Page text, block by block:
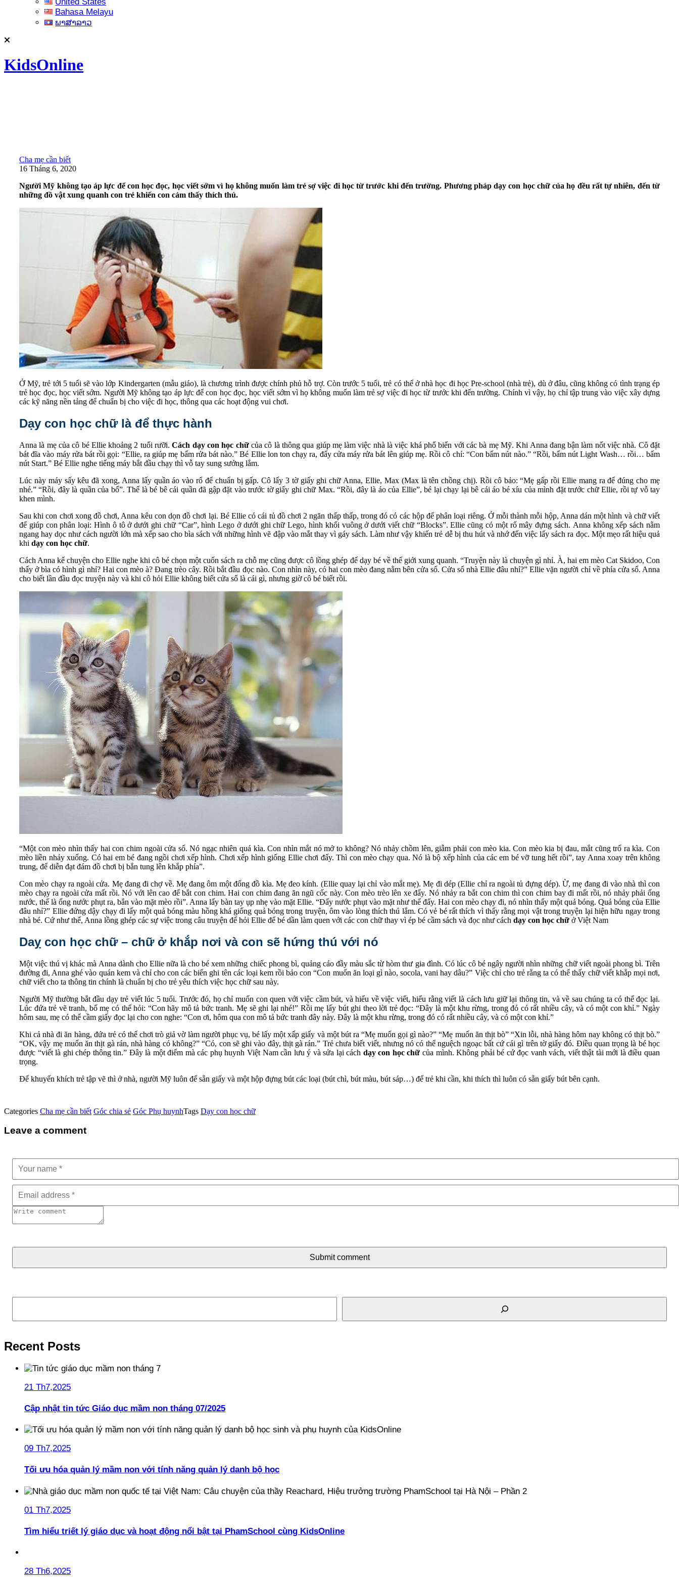
Bahasa Melayu
ພາສາລາວ
KidsOnline
Cha mẹ cần biết
16 Tháng 6, 2020
Người Mỹ không tạo áp lực để con học đọc, học viết sớm vì họ không muốn làm trẻ sợ việc đi học từ trước khi đến trường. Phương pháp dạy con học chữ của họ đều rất tự nhiên, đến từ
những đồ vật xung quanh con trẻ khiến con cảm thấy thích thú.
Ở Mỹ, trẻ tới 5 tuổi sẽ vào lớp Kindergarten (mẫu giáo), là chương trình được chính phủ hỗ trợ. Còn trước 5 tuổi, trẻ có thể ở nhà học đi học Pre-school (nhà trẻ), dù ở đâu, cũng không có tình trạng ép
trẻ học đọc, học viết sớm. Người Mỹ không tạo áp lực để con học đọc, học viết sớm vì họ không muốn làm trẻ sợ việc đi học từ trước khi đến trường. Chính vì vậy, họ chỉ tập trung vào việc xây dựng
các kỹ năng nền tảng để chuẩn bị cho việc đi học, thông qua các hoạt động vui chơi.
Dạy con học chữ là để thực hành
Anna là mẹ của cô bé Ellie khoảng 2 tuổi rưỡi.Cách dạy con học chữcủa cô là thông qua giúp mẹ làm việc nhà là việc khá phổ biến với các bà mẹ Mỹ. Khi Anna đang bận làm nốt việc nhà. Cô đặt
bát đĩa vào máy rửa bát rồi gọi: “Ellie, ra giúp mẹ bấm rửa bát nào.” Bé Ellie lon ton chạy ra, đẩy cửa máy rửa bát lên giúp mẹ. Rồi cô chỉ: “Con bấm nút nào.” “Rồi, bấm nút Light Wash… rồi… bấm
nút Start.” Bé Ellie nghe tiếng máy bắt đầu chạy thì vỗ tay sung sướng lắm.
Lúc này máy sấy kêu đã xong, Anna lấy quần áo vào rổ để chuẩn bị gấp. Cô lấy 3 tờ giấy ghi chữ Anna, Ellie, Max (Max là tên chồng chị). Rồi cô bảo: “Mẹ gấp rồi Ellie mang ra để đúng cho mẹ
nhé.” “Rồi, đây là quần của bố”. Thế là bé bê cái quần đã gập đặt vào trước tờ giấy ghi chữ Max. “Rồi, đây là áo của Ellie”, bé lại chạy lại bê cái áo bé xíu của mình đặt trước chữ Ellie, rồi tự vỗ tay
khen mình.
Sau khi con chơi xong đồ chơi, Anna kêu con dọn đồ chơi lại. Bé Ellie có cái tủ đồ chơi 2 ngăn thấp thấp, trong đó có các hộp để phân loại riêng. Ở mỗi thành mỗi hộp, Anna dán một hình và chữ viết
để giúp con phân loại: Hình ô tô ở dưới ghi chữ “Car”, hình Lego ở dưới ghi chữ Lego, hình khối vuông ở dưới viết chữ “Blocks”. Ellie cũng có một rổ mây đựng sách. Anna không xếp sách nằm
ngang hay dọc như cách người lớn mà xếp sao cho bìa sách với những hình vẽ đập vào mắt thay vì gáy sách. Làm như vậy khiến trẻ dễ bị thu hút và nhớ đến việc lấy sách ra đọc. Một mẹo rất hiệu quả
khi dạy con học chữ.
Cách Anna kể chuyện cho Ellie nghe khi cô bé chọn một cuốn sách ra chỗ mẹ cũng được cô lồng ghép để dạy bé về thế giới xung quanh. “Truyện này là chuyện gì nhỉ. À, hai em mèo Cat Skidoo, Con
thấy ở bìa có hình gì nhỉ? Hai con mèo à? Đang trèo cây. Rồi bắt đầu đọc nào. Con nhìn này, có hai con mèo đang nằm bên cửa sổ. Cửa sổ nhà Ellie đâu nhỉ?” Ellie vặn người chỉ về phía cửa sổ. Anna
cho biết lần đầu đọc truyện này và khi cô hỏi Ellie không biết cửa sổ là cái gì, nhưng giờ cô bé biết rồi.
“Một con mèo nhìn thấy hai con chim ngoài cửa sổ. Nó ngạc nhiên quá kìa. Con nhìn mắt nó mở to không? Nó nhảy chồm lên, giẫm phải con mèo kia. Con mèo kia bị đau, mắt cũng trố ra kìa. Con
mèo liền nhảy xuống. Có hai em bé đang ngồi chơi xếp hình. Chơi xếp hình giống Ellie chơi đấy. Thì con mèo chạy qua. Nó là bộ xếp hình của các em bé vỡ tung hết rồi”, tay Anna xoay trên không
trung, để diễn đạt đám đồ chơi bị bắn tung lên khắp phía”.
Con mèo chạy ra ngoài cửa. Mẹ đang đi chợ về. Mẹ đang ôm một đống đồ kìa. Mẹ đeo kính. (Ellie quay lại chỉ vào mắt mẹ). Mẹ đi dép (Ellie chỉ ra ngoài tủ đựng dép). Ừ, mẹ đang đi vào nhà thì con
mèo chạy ra ngoài cửa mất rồi. Nó với lên cao để bắt con chim. Hai con chim đang ăn ngũ cốc này. Con mèo trèo lên xe đẩy. Nó nhảy ra bắt con chim thì con chim bay đi mất rồi, nó nhảy phải ống
nước, thế là ống nước phụt ra, bắn vào mặt mèo rồi”. Anna lấy bàn tay ụp nhẹ vào mặt Ellie. “Đấy nước phụt vào mặt như thế đấy. Hai con mèo chạy đi, nó nhìn thấy một quả bóng. Quả bóng của Ellie
đâu nhỉ?” Ellie đứng dậy chạy đi lấy một quả bóng màu hồng khá giống quả bóng trong truyện, ôm vào lòng thích thú lắm. Có vẻ bé rất thích vì thấy rằng mọi vật trong truyện lại hiện hữu ngay trong
nhà bé. Cứ như thế, Anna lồng ghép các sự việc trong câu truyện để hỏi Ellie để bé dần làm quen với các con chữ thay vì ép bé cầm sách và đọc như cách dạy con học chữ ở Việt Nam
Daỵ con học chữ – chữ ở khắp nơi và con sẽ hứng thú với nó
Một việc thú vị khác mà Anna dành cho Ellie nữa là cho bé xem những chiếc phong bì, quảng cáo đầy màu sắc từ hòm thư gia đình. Có lúc cô bé ngây người nhìn những chữ viết ngoài phong bì. Trên
đường đi, Anna ghé vào quán kem và chỉ cho con các biển ghi tên các loại kem rồi bảo con “Con muốn ăn loại gì nào, socola, vani hay dâu?” Việc chỉ cho trẻ rằng ta có thể thấy chữ viết khắp mọi nơi,
chữ viết cho ta thông tin chính là chuẩn bị cho trẻ yêu thích việc học chữ sau này.
Người Mỹ thường bắt đầu dạy trẻ viết lúc 5 tuổi. Trước đó, họ chỉ muốn con quen với việc cầm bút, và hiểu về việc viết, hiểu rằng viết là cách lưu giữ lại thông tin, và về sau chúng ta có thể đọc lại.
Lúc đứa trẻ vẽ tranh, bố mẹ có thể hỏi: “Con hãy mô tả bức tranh. Mẹ sẽ ghi lại nhé!” Rồi mẹ lấy bút ghi theo lời trẻ đọc: “Đây là một khu rừng, trong đó có rất nhiều cây, và có một con khỉ.” Ngày
hôm sau, mẹ có thể cầm giấy đọc lại cho con nghe: “Con ơi, hôm qua con mô tả bức tranh đây này. Đây là một khu rừng, trong đó có rất nhiều cây, và có một con khỉ.”
Khi cả nhà đi ăn hàng, đứa trẻ có thể chơi trò giả vờ làm người phục vụ, bé lấy một xấp giấy và một bút ra “Mẹ muốn gọi gì nào?” “Mẹ muốn ăn thịt bò” “Xin lỗi, nhà hàng hôm nay không có thịt bò.”
“OK, vậy mẹ muốn ăn thịt gà rán, nhà hàng có không?” “Có, con sẽ ghi vào đây, thịt gà rán.” Trẻ chưa biết viết, nhưng nó có thể nguệch ngoạc bất cứ cái gì trên tờ giấy đó. Điều quan trọng là bé học
được “viết là ghi chép thông tin.” Đây là một điểm mà các phụ huynh Việt Nam cần lưu ý và sửa lại cách dạy con học chữ của mình. Không phải bé cứ đọc vanh vách, viết thật tài mới là điều quan
trọng.
Để khuyến khích trẻ tập vẽ thì ở nhà, người Mỹ luôn để sẵn giấy và một hộp đựng bút các loại (bút chì, bút màu, bút sáp…) để trẻ khi cần, khi thích thì luôn có sẵn giấy bút bên cạnh.
Categories Cha mẹ cần biết Góc chia sẻ Góc Phụ huynhTags Dạy con học chữ
Leave a comment
Submit comment
Tìm kiếm
Recent Posts
21 Th7,2025
Cập nhật tin tức Giáo dục mầm non tháng 07/2025
09 Th7,2025
Tối ưu hóa quản lý mầm non với tính năng quản lý danh bộ học
01 Th7,2025
Tìm hiểu triết lý giáo dục và hoạt động nổi bật tại PhamSchool cùng KidsOnline
28 Th6,2025